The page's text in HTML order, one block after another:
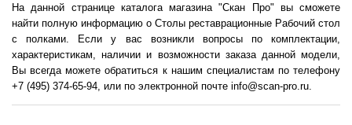
На данной странице каталога магазина "Скан Про" вы сможете
найти полную информацию о Столы реставрационные Рабочий стол
с полками. Если у вас возникли вопросы по комплектации,
характеристикам, наличии и возможности заказа данной модели,
Вы всегда можете обратиться к нашим специалистам по телефону
+7 (495) 374-65-94, или по электронной почте info@scan-pro.ru.